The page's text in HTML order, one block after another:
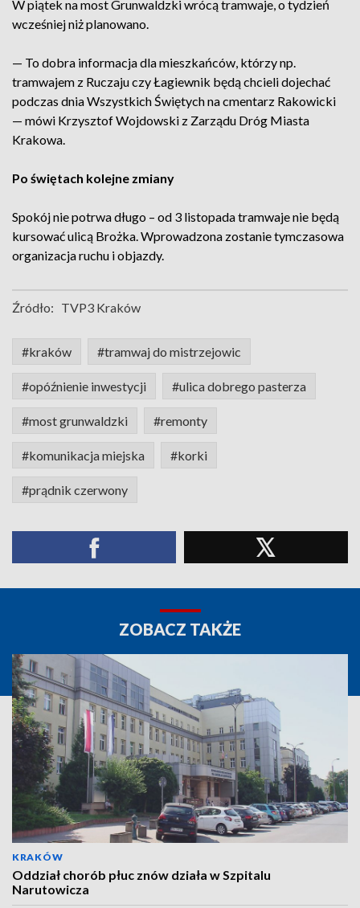
W piątek na most Grunwaldzki wrócą tramwaje, o tydzień
wcześniej niż planowano.
— To dobra informacja dla mieszkańców, którzy np.
tramwajem z Ruczaju czy Łagiewnik będą chcieli dojechać
podczas dnia Wszystkich Świętych na cmentarz Rakowicki
— mówi Krzysztof Wojdowski z Zarządu Dróg Miasta
Krakowa.
Po świętach kolejne zmiany
Spokój nie potrwa długo – od 3 listopada tramwaje nie będą
kursować ulicą Brożka. Wprowadzona zostanie tymczasowa
organizacja ruchu i objazdy.
Źródło: TVP3 Kraków
#kraków #tramwaj do mistrzejowic
#opóźnienie inwestycji #ulica dobrego pasterza
#most grunwaldzki #remonty
#komunikacja miejska #korki
#prądnik czerwony
ZOBACZ TAKŻE
KRAKÓW
Oddział chorób płuc znów działa w Szpitalu
Narutowicza